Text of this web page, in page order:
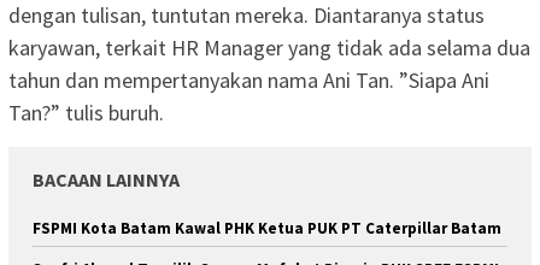
dengan tulisan, tuntutan mereka. Diantaranya status
karyawan, terkait HR Manager yang tidak ada selama dua
tahun dan mempertanyakan nama Ani Tan. ”Siapa Ani
Tan?” tulis buruh.
BACAAN LAINNYA
FSPMI Kota Batam Kawal PHK Ketua PUK PT Caterpillar Batam